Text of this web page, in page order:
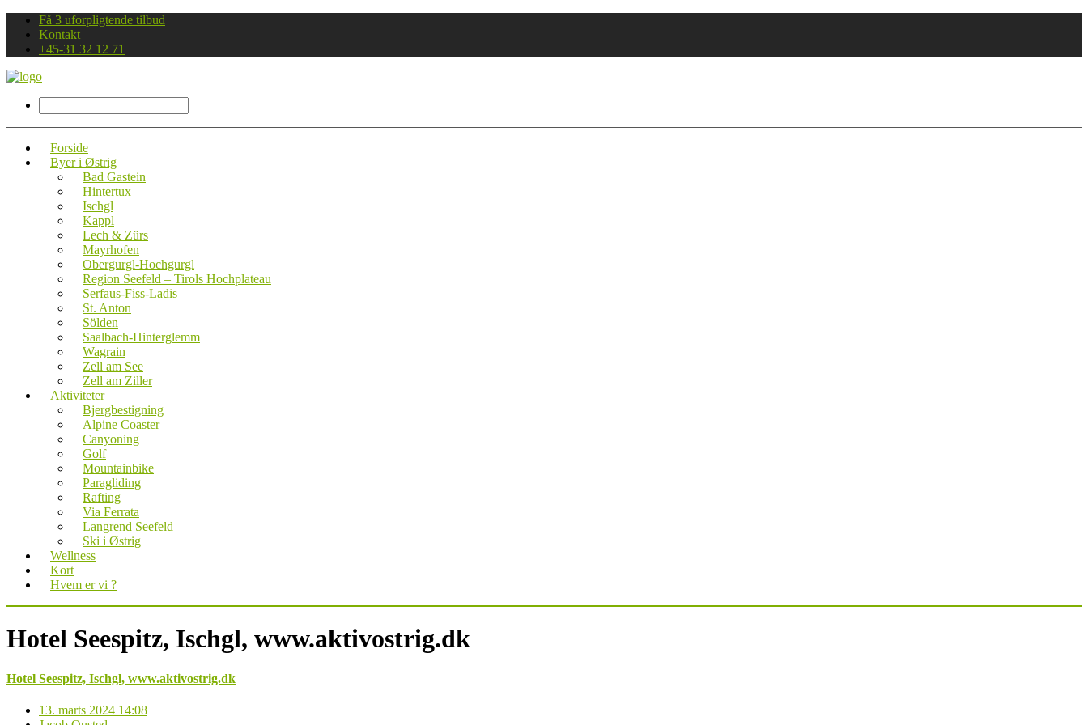
Få 3 uforpligtende tilbud
Kontakt
+45-31 32 12 71
Forside
Byer i Østrig
Bad Gastein
Hintertux
Ischgl
Kappl
Lech & Zürs
Mayrhofen
Obergurgl-Hochgurgl
Region Seefeld – Tirols Hochplateau
Serfaus-Fiss-Ladis
St. Anton
Sölden
Saalbach-Hinterglemm
Wagrain
Zell am See
Zell am Ziller
Aktiviteter
Bjergbestigning
Alpine Coaster
Canyoning
Golf
Mountainbike
Paragliding
Rafting
Via Ferrata
Langrend Seefeld
Ski i Østrig
Wellness
Kort
Hvem er vi ?
Hotel Seespitz, Ischgl, www.aktivostrig.dk
Hotel Seespitz, Ischgl, www.aktivostrig.dk
13. marts 2024 14:08